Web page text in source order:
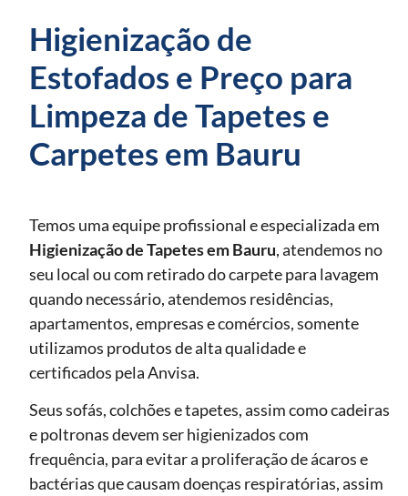
Higienização de
Estofados e Preço para
Limpeza de Tapetes e
Carpetes em Bauru
Temos uma equipe profissional e especializada em
Higienização de Tapetesem Bauru, atendemos no
seu local ou com retirado do carpete para lavagem
quando necessário, atendemos residências,
apartamentos, empresas e comércios, somente
utilizamos produtos de alta qualidade e
certificados pela Anvisa.
Seus sofás, colchões e tapetes, assim como cadeiras
e poltronas devem ser higienizados com
frequência, para evitar a proliferação de ácaros e
bactérias que causam doenças respiratórias, assim